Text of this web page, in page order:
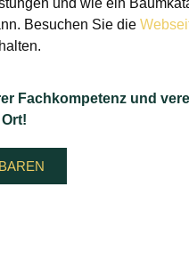
Besuchen Sie die
Fachkompetenz und